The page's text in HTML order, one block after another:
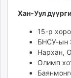
unen.mn
shudarga.mn
shuurhai.mn
unuudur.mn
Хан-Уул
15-р
БНСУ-ын
Нархан,
Олимп